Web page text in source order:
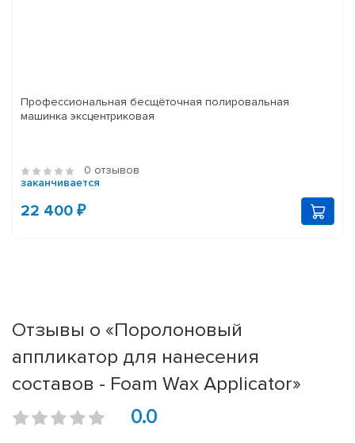
Профессиональная бесщёточная полировальная
машинка эксцентриковая
0 отзывов
заканчивается
22 400 ₽
Отзывы о «Поролоновый
аппликатор для нанесения
составов - Foam Wax Applicator»
0.0